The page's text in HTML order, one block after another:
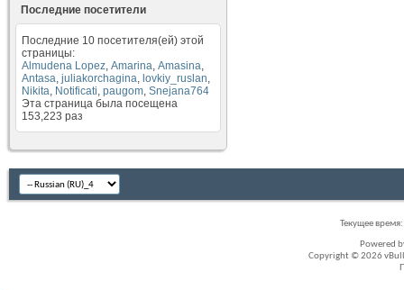
Последние посетители
Последние 10 посетителя(ей) этой
страницы:
Almudena Lopez, Amarina, Amasina,
Antasa, juliakorchagina, lovkiy_ruslan,
Nikita, Notificati, paugom, Snejana764
Эта страница была посещена
153,223 раз
Текущее время:
Powered
Copyright © 2026